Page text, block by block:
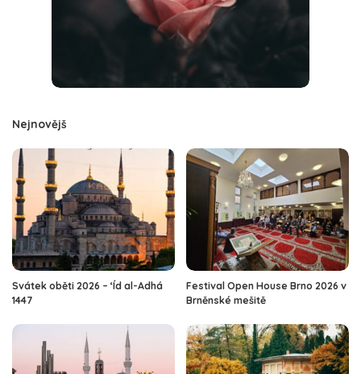
Nejnovějš
Svátek oběti 2026 – ‘Íd al-Adhá
1447
Festival Open House Brno 2026 v
Brněnské mešitě